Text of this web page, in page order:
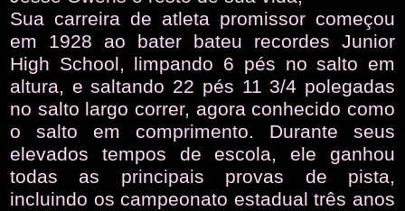
Sua carreira de atleta promissor começou
em 1928 ao bater bateu recordes Junior
High School, limpando 6 pés no salto em
altura, e saltando 22 pés 11 3/4 polegadas
no salto largo correr, agora conhecido como
o salto em comprimento. Durante seus
elevados tempos de escola, ele ganhou
todas as principais provas de pista,
incluindo os campeonato estadual três anos